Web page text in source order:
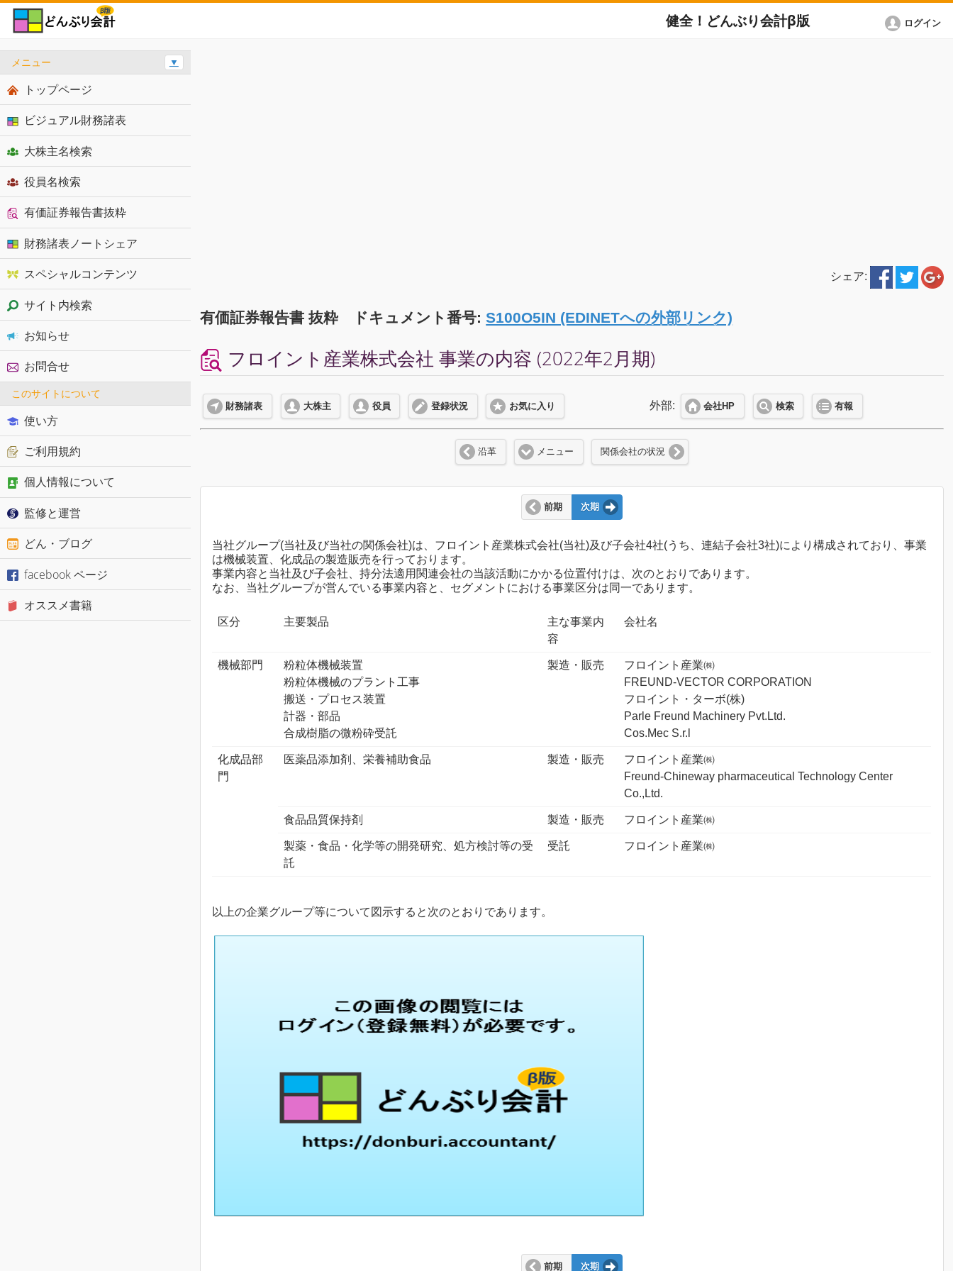
健全！どんぶり会計β版 ログイン
シェア:
有価証券報告書 抜粋 ドキュメント番号:S100O5IN (EDINETへの外部リンク)
フロイント産業株式会社 事業の内容 (2022年2月期)
財務諸表 大株主 役員 登録状況 お気に入り 外部: 会社HP 検索 有報
沿革 メニュー 関係会社の状況
前期 次期
当社グループ(当社及び当社の関係会社)は、フロイント産業株式会社(当社)及び子会社4社(うち、連結子会社3社)により構成されており、事業
は機械装置、化成品の製造販売を行っております。
事業内容と当社及び子会社、持分法適用関連会社の当該活動にかかる位置付けは、次のとおりであります。
なお、当社グループが営んでいる事業内容と、セグメントにおける事業区分は同一であります。
区分 主要製品
主な事業内
容
会社名
機械部門
粉粒体機械装置
粉粒体機械のプラント工事
搬送・プロセス装置
計器・部品
合成樹脂の微粉砕受託
製造・販売
フロイント産業㈱
FREUND-VECTOR CORPORATION
フロイント・ターボ(株)
Parle Freund Machinery Pvt.Ltd.
Cos.Mec S.r.l
化成品部
門
医薬品添加剤、栄養補助食品 製造・販売
フロイント産業㈱
Freund-Chineway pharmaceutical Technology Center
Co.,Ltd.
食品品質保持剤 製造・販売 フロイント産業㈱
製薬・食品・化学等の開発研究、処方検討等の受
託
受託 フロイント産業㈱
以上の企業グループ等について図示すると次のとおりであります。
前期 次期
メニュー ▼
トップページ
ビジュアル財務諸表
大株主名検索
役員名検索
有価証券報告書抜粋
財務諸表ノートシェア
スペシャルコンテンツ
サイト内検索
お知らせ
お問合せ
このサイトについて
使い方
ご利用規約
個人情報について
監修と運営
どん・ブログ
facebook ページ
オススメ書籍